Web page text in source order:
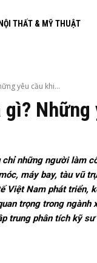
THẤT & MỸ THUẬT
yêu cầu khi...
những người làm
máy bay, tàu vũ
Nam phát triển,
trọng trong ngành
trung phân tích kỹ